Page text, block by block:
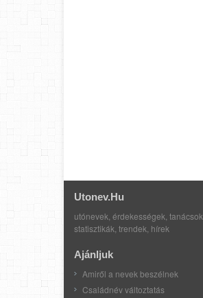
Utonev.hu
utónevek, érdekességek, tanácsok,
statisztikák, trendek, hírek
Ajánljuk
Amiről a nevek beszélnek
Családnév változtatás